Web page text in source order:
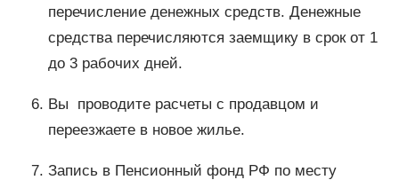
перечисление денежных средств. Денежные
средства перечисляются заемщику в срок от 1
до 3 рабочих дней.
Вы проводите расчеты с продавцом и
переезжаете в новое жилье.
Запись в Пенсионный фонд РФ по месту